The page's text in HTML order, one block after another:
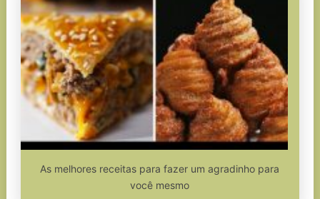
As melhores receitas para fazer um agradinho para
você mesmo